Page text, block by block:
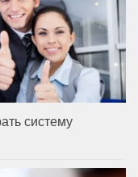
систему